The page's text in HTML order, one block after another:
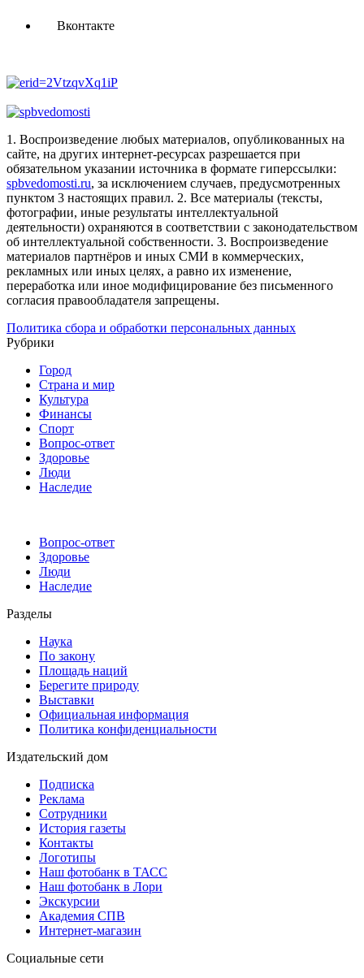
Вконтакте
1. Воспроизведение любых материалов, опубликованных на
сайте, на других интернет-ресурсах разрешается при
обязательном указании источника в формате гиперссылки:
spbvedomosti.ru, за исключением случаев, предусмотренных
пунктом 3 настоящих правил. 2. Все материалы (тексты,
фотографии, иные результаты интеллектуальной
деятельности) охраняются в соответствии с законодательством
об интеллектуальной собственности. 3. Воспроизведение
материалов партнёров и иных СМИ в коммерческих,
рекламных или иных целях, а равно их изменение,
переработка или иное модифицирование без письменного
согласия правообладателя запрещены.
Политика сбора и обработки персональных данных
Рубрики
Город
Страна и мир
Культура
Финансы
Спорт
Вопрос-ответ
Здоровье
Люди
Наследие
Вопрос-ответ
Здоровье
Люди
Наследие
Разделы
Наука
По закону
Площадь наций
Берегите природу
Выставки
Официальная информация
Политика конфиденциальности
Издательский дом
Подписка
Реклама
Сотрудники
История газеты
Контакты
Логотипы
Наш фотобанк в ТАСС
Наш фотобанк в Лори
Экскурсии
Академия СПВ
Интернет-магазин
Социальные сети